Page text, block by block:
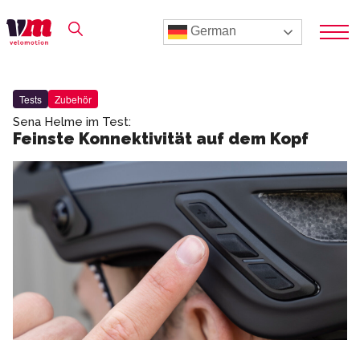
German
Tests Zubehör
Sena Helme im Test:
Feinste Konnektivität auf dem Kopf